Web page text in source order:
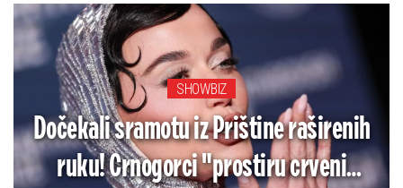
SHOWBIZ
Dočekali sramotu iz Prištine raširenih
ruku! Crnogorci "prostiru crveni